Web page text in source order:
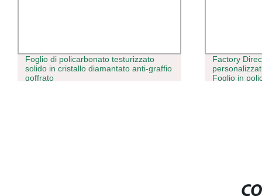
Foglio di policarbonato testurizzato
solido in cristallo diamantato anti-graffio
goffrato
Factory
Foglio in